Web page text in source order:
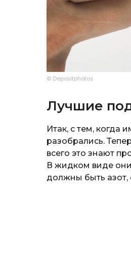
© Depositphotos
Лучшие
Итак, с тем, когда
разобрались.
всего это знают
В жидком виде они
должны быть